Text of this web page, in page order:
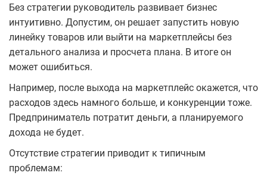
Без стратегии руководитель развивает бизнес
интуитивно. Допустим, он решает запустить новую
линейку товаров или выйти на маркетплейсы без
детального анализа и просчета плана. В итоге он
может ошибиться.
Например, после выхода на маркетплейс окажется, что
расходов здесь намного больше, и конкуренции тоже.
Предприниматель потратит деньги, а планируемого
дохода не будет.
Отсутствие стратегии приводит к типичным
проблемам: